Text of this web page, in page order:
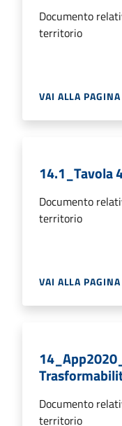
Documento
territorio
VAI ALLA PAGINA
14.1_Tavola
Documento
territorio
VAI ALLA PAGINA
Documento
territorio